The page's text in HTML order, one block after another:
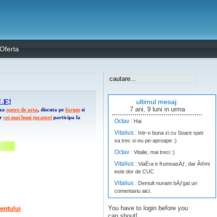
Oferta
opere de arta, discuta pe forum si
cei mai buni jucatori participa la
ultimul mesaj:
7 ani, 9 luni in urma
Octav : Hai
Vitalius : Intr-o buna zi cu Soare sper
sa trec si eu pe-aproape :)
Octav : Vitalie, mai treci :)
Vitalius : ViaÈ›a e frumoasÄƒ, dar Ã®mi
este dor de CUC
Vitalius : Demult nunam bÄƒgat un
comentariu aici.
timeout. Cine poate reînvia serverul?
You have to login before you